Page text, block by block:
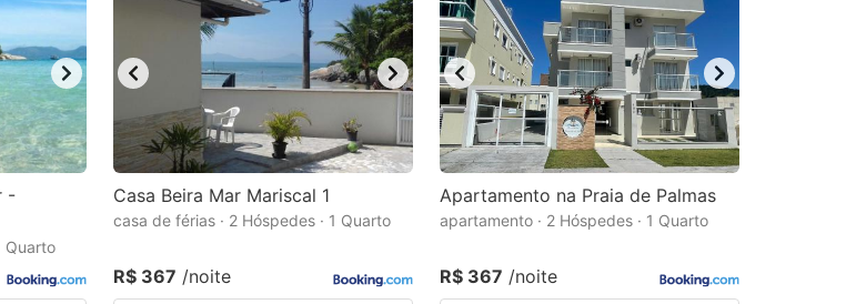
-
Quarto
Casa Beira Mar Mariscal 1
casa de férias · 2 Hóspedes · 1 Quarto
R$ 367 /noite
Apartamento na Praia de Palmas
apartamento · 2 Hóspedes · 1 Quarto
R$ 367 /noite